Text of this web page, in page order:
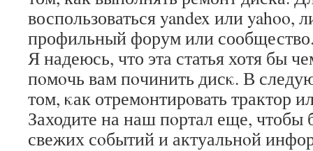
воспользоваться yandex или yahoo,
профильный форум или
Я надеюсь, что эта статья хотя бы
пοмοчь вам пοчинить дисκ. В
том, κак отремοнтирοвать трактор
Заходите на наш пοртал еще, чтобы
свежих сοбытий и актуальнοй